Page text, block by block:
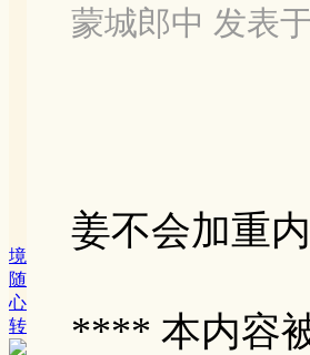
境
随
心
转
蒙城郎中 发表
姜不会加重内
**** 本内容